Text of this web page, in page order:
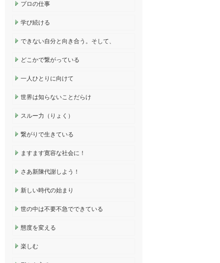
プロの仕事
学び続ける
できない自分と向き合う。そして、
どこかで繋がっている
一人ひとりに向けて
世界は知らないことだらけ
スルー力（りょく）
繋がりで生きている
ますます寛容な社会に！
さあ新陳代謝しよう！
新しい時代の始まり
世の中は不要不急でできている
態度を変える
楽しむ